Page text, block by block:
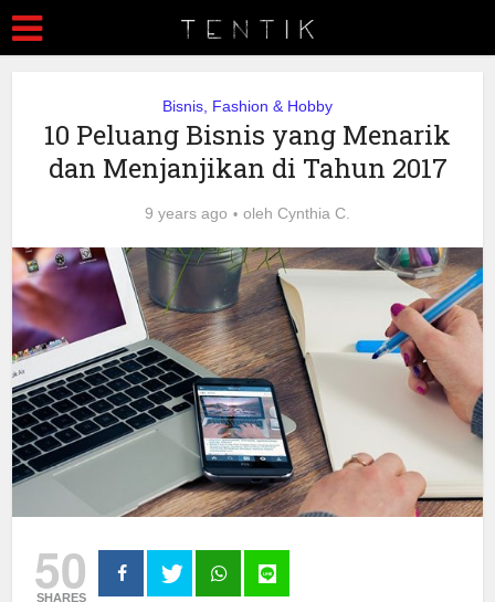
Bisnis, Fashion & Hobby
10 Peluang Bisnis yang Menarik
dan Menjanjikan di Tahun 2017
9 years ago oleh Cynthia C.
50
SHARES